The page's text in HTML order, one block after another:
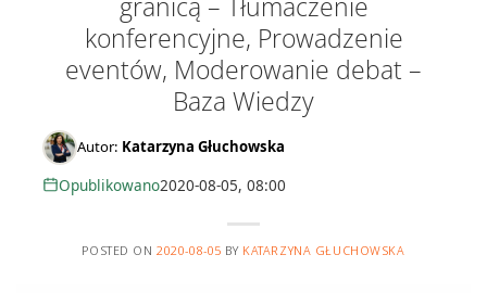
granicą – Tłumaczenie
konferencyjne, Prowadzenie
eventów, Moderowanie debat –
Baza Wiedzy
Autor: Katarzyna Głuchowska
Opublikowano2020-08-05, 08:00
POSTED ON2020-08-05 BY KATARZYNA GŁUCHOWSKA